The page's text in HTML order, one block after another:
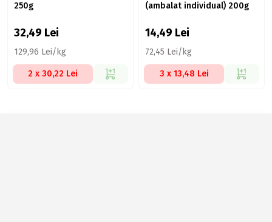
250g
32,49 Lei
129,96 Lei/kg
2 x 30,22 Lei
(ambalat individual) 200g
14,49 Lei
72,45 Lei/kg
3 x 13,48 Lei